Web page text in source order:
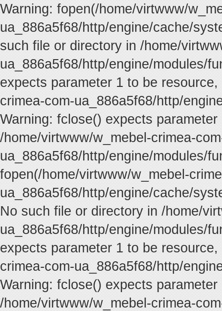
Warning: fopen(/home/virtwww/
ua_886a5f68/http/engine/cache/
such file or directory in /home/
ua_886a5f68/http/engine/modules/
expects parameter 1 to be
crimea-com-ua_886a5f68/http/
Warning: fclose() expects
/home/virtwww/w_mebel-crimea-
ua_886a5f68/http/engine/modules/
fopen(/home/virtwww/w_mebel-
ua_886a5f68/http/engine/cache/
No such file or directory in /home/
ua_886a5f68/http/engine/modules/
expects parameter 1 to be
crimea-com-ua_886a5f68/http/
Warning: fclose() expects
/home/virtwww/w_mebel-crimea-